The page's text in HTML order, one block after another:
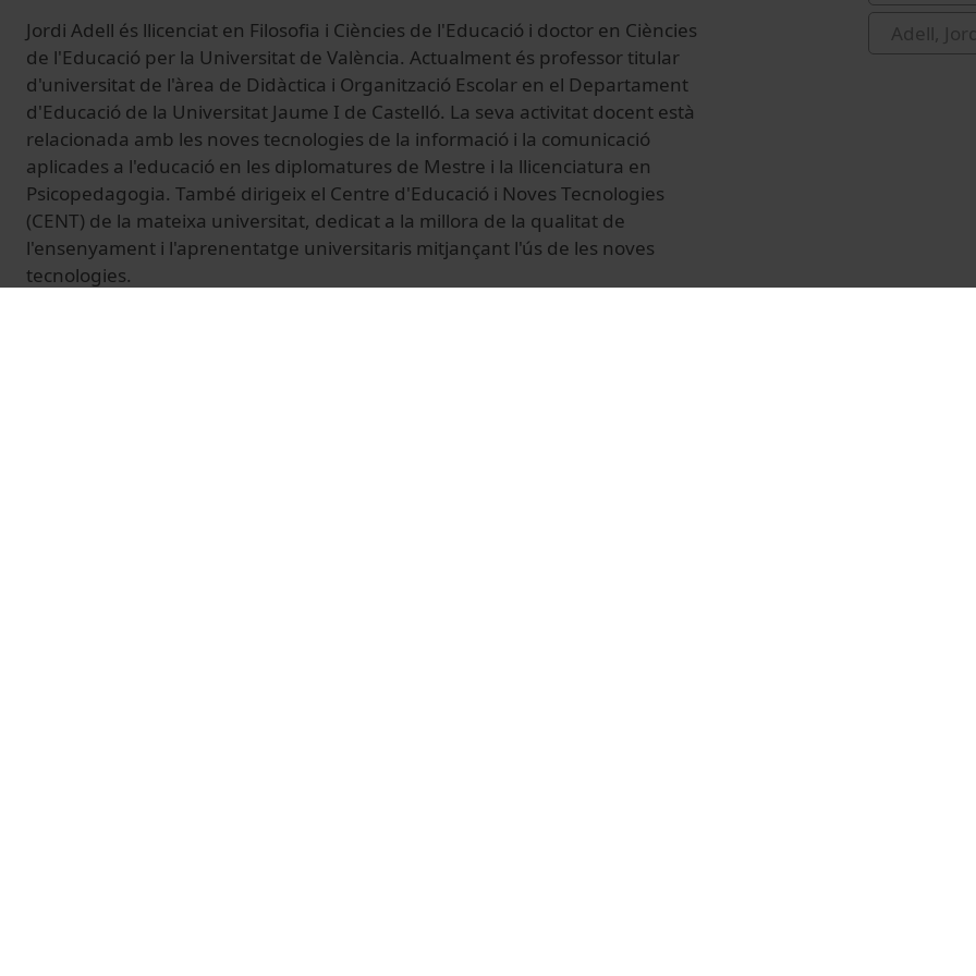
Jordi Adell és llicenciat en Filosofia i Ciències de l'Educació i doctor en Ciències
de l'Educació per la Universitat de València. Actualment és professor titular
d'universitat de l'àrea de Didàctica i Organització Escolar en el Departament
d'Educació de la Universitat Jaume I de Castelló. La seva activitat docent està
relacionada amb les noves tecnologies de la informació i la comunicació
aplicades a l'educació en les diplomatures de Mestre i la llicenciatura en
Psicopedagogia. També dirigeix el Centre d'Educació i Noves Tecnologies
(CENT) de la mateixa universitat, dedicat a la millora de la qualitat de
l'ensenyament i l'aprenentatge universitaris mitjançant l'ús de les noves
tecnologies.
Adell,